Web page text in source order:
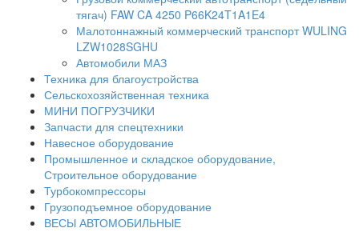
тягач) FAW CA 4250 P66K24T1A1E4
Малотоннажный коммерческий транспорт WULING
LZW1028SGHU
Автомобили МАЗ
Техника для благоустройства
Сельскохозяйственная техника
МИНИ ПОГРУЗЧИКИ
Запчасти для спецтехники
Навесное оборудование
Промышленное и складское оборудование,
Строительное оборудование
Турбокомпрессоры
Грузоподъемное оборудование
ВЕСЫ АВТОМОБИЛЬНЫЕ